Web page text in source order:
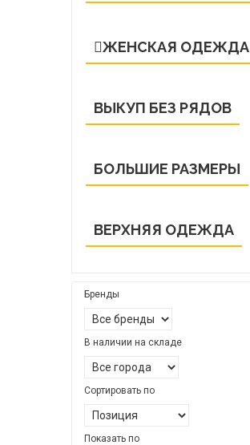
ЖЕНСКАЯ ОДЕЖДА
ВЫКУП БЕЗ РЯДОВ
БОЛЬШИЕ РАЗМЕРЫ
ВЕРХНЯЯ ОДЕЖДА
Бренды
В наличии на складе
Сортировать по
Показать по